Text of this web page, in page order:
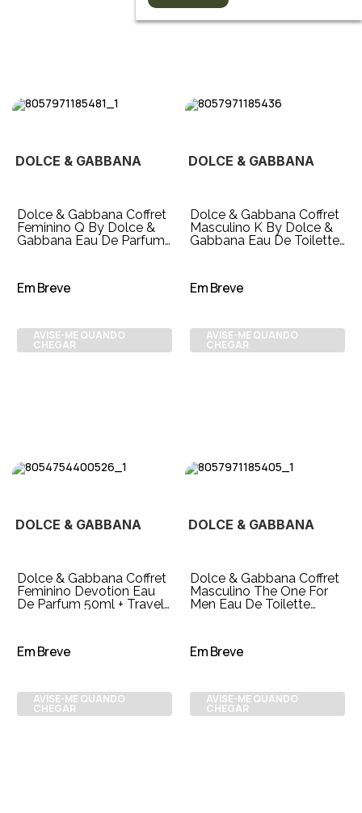
DOLCE & GABBANA
Dolce & Gabbana Coffret
Feminino Q By Dolce &
Gabbana Eau De Parfum
Em Breve
AVISE-ME QUANDO
CHEGAR
DOLCE & GABBANA
Dolce & Gabbana Coffret
Masculino K By Dolce &
Gabbana Eau De Toilette
Em Breve
AVISE-ME QUANDO
CHEGAR
DOLCE & GABBANA
Dolce & Gabbana Coffret
Feminino Devotion Eau
De Parfum 50ml + Travel
Em Breve
AVISE-ME QUANDO
CHEGAR
DOLCE & GABBANA
Dolce & Gabbana Coffret
Masculino The One For
Men Eau De Toilette
Em Breve
AVISE-ME QUANDO
CHEGAR